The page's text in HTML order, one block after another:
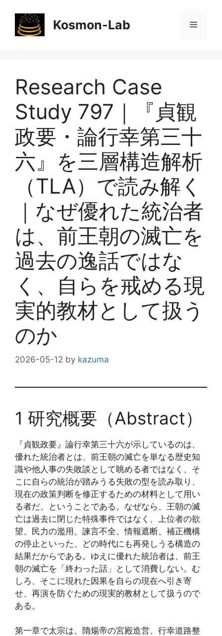
Kosmon-Lab メ
Research Case
Study 797｜『貞観
政要・論行幸第三十
六』を三層構造解析
（TLA）で読み解く
｜なぜ優れた統治者
は、前王朝の滅亡を
過去の逸話ではな
く、自らを戒める現
実的教材として扱う
のか
2026-05-12 by kazuma
1 研究概要（Abstract）
『貞観政要』論行幸第三十六が示しているのは、
優れた統治者とは、前王朝の滅亡を単なる歴史知
識や他人事の失敗談として眺める者ではなく、そ
こに自らの統治が踏みうる失敗の型を読み取り、
現在の政策判断を修正するための材料として用い
る者だ、ということである。なぜなら、王朝の滅
亡は過去に閉じた特殊事件ではなく、上位者の欲
望、民力の濫用、諫言不全、情報遮断、補正機構
の停止といった、どの時代にも再発しうる構造の
結果だからである。ゆえに優れた統治者は、前王
朝の滅亡を「終わった話」として消費しない。む
しろ、そこに現れた因果を自らの現在へ引き寄
せ、再演を防ぐための現実的教材として扱うので
ある。
第一章で太宗は、隋煬帝の宮殿造営、行幸道路整